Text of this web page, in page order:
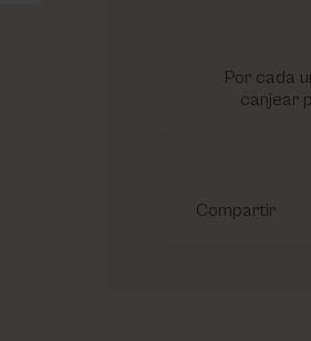
Por cada
canjear
Compartir